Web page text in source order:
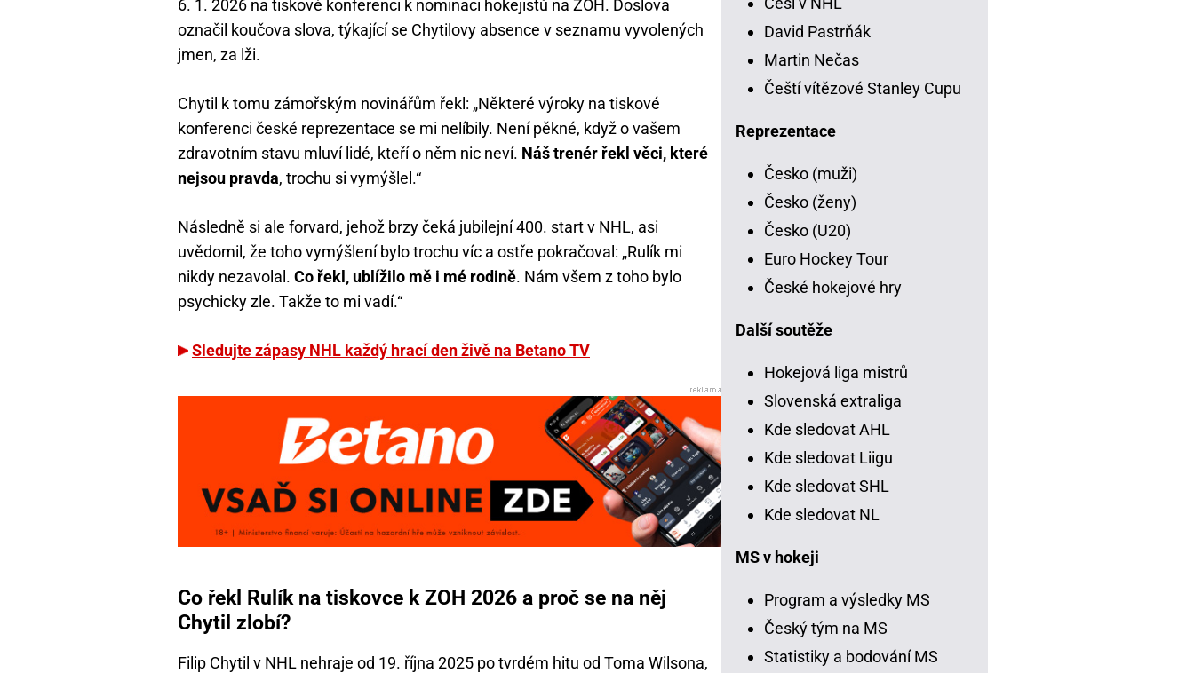
6. 1. 2026 na tiskové konferenci k nominaci hokejistů na ZOH. Doslova
označil koučova slova, týkající se Chytilovy absence v seznamu vyvolených
jmen, za lži.
Chytil k tomu zámořským novinářům řekl: „Některé výroky na tiskové
konferenci české reprezentace se mi nelíbily. Není pěkné, když o vašem
zdravotním stavu mluví lidé, kteří o něm nic neví. Náš trenér řekl věci, které
nejsou pravda, trochu si vymýšlel.“
Následně si ale forvard, jehož brzy čeká jubilejní 400. start v NHL, asi
uvědomil, že toho vymýšlení bylo trochu víc a ostře pokračoval: „Rulík mi
nikdy nezavolal. Co řekl, ublížilo mě i mé rodině. Nám všem z toho bylo
psychicky zle. Takže to mi vadí.“
Sledujte zápasy NHL každý hrací den živě na Betano TV
Co řekl Rulík na tiskovce k ZOH 2026 a proč se na něj
Chytil zlobí?
Filip Chytil v NHL nehraje od 19. října 2025 po tvrdém hitu od Toma Wilsona,
David Pastrňák
Martin Nečas
Čeští vítězové Stanley Cupu
Reprezentace
Česko (muži)
Česko (ženy)
Česko (U20)
Euro Hockey Tour
České hokejové hry
Další soutěže
Hokejová liga mistrů
Slovenská extraliga
Kde sledovat AHL
Kde sledovat Liigu
Kde sledovat SHL
Kde sledovat NL
MS v hokeji
Program a výsledky MS
Český tým na MS
Statistiky a bodování MS